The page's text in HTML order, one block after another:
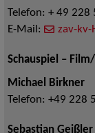
Telefon: + 49 228
E-Mail:
zav-kv-
Schauspiel –
Michael Birkner
Telefon: +49 228
Sebastian Geißler